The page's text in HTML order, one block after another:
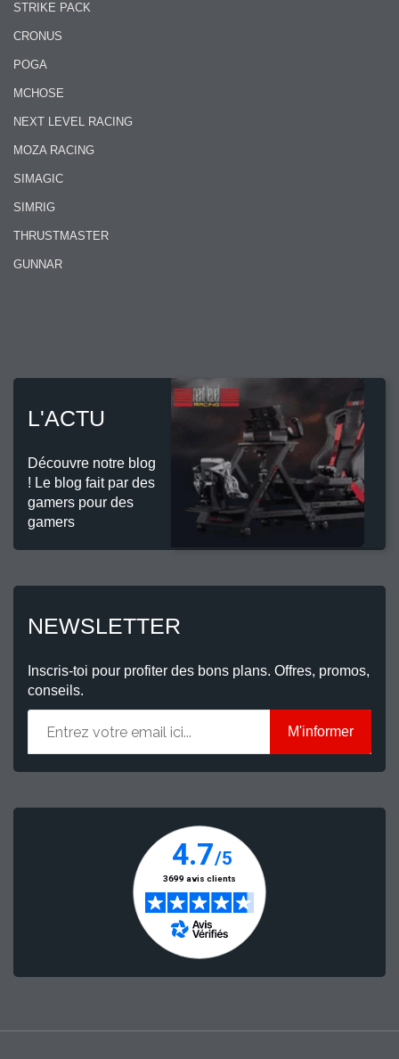
STRIKE PACK
CRONUS
POGA
MCHOSE
NEXT LEVEL RACING
MOZA RACING
SIMAGIC
SIMRIG
THRUSTMASTER
GUNNAR
L'ACTU
Découvre notre blog
! Le blog fait par des
gamers pour des
gamers
NEWSLETTER
Inscris-toi pour profiter des bons plans. Offres, promos,
conseils.
M'informer